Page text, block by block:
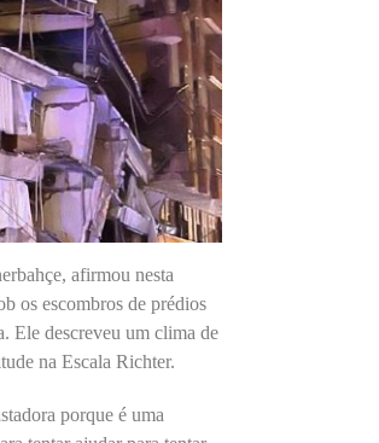
afirmou nesta
os escombros de prédios
Ele descreveu um clima de
na Escala Richter.
porque é uma